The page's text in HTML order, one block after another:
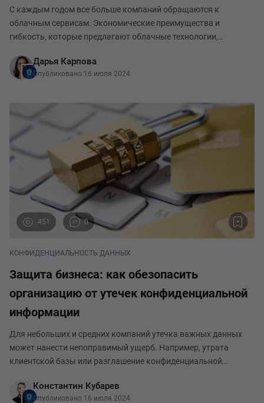
С каждым годом все больше компаний обращаются к
облачным сервисам. Экономические преимущества и
гибкость, которые предлагают облачные технологии,
Однако с этим переходом связаны значительные проблемы,
особенн
Дарья Карпова
Опубликовано 16 июля 2024
451 0
КОНФИДЕНЦИАЛЬНОСТЬ ДАННЫХ
Защита бизнеса: как обезопасить
организацию от утечек конфиденциальной
информации
Для небольших и средних компаний утечка важных данных
может нанести непоправимый ущерб. Например, утрата
клиентской базы или разглашение конфиденциальной
поставить под угрозу деятельность компании. Около
Константин Кубарев
Опубликовано 16 июля 2024